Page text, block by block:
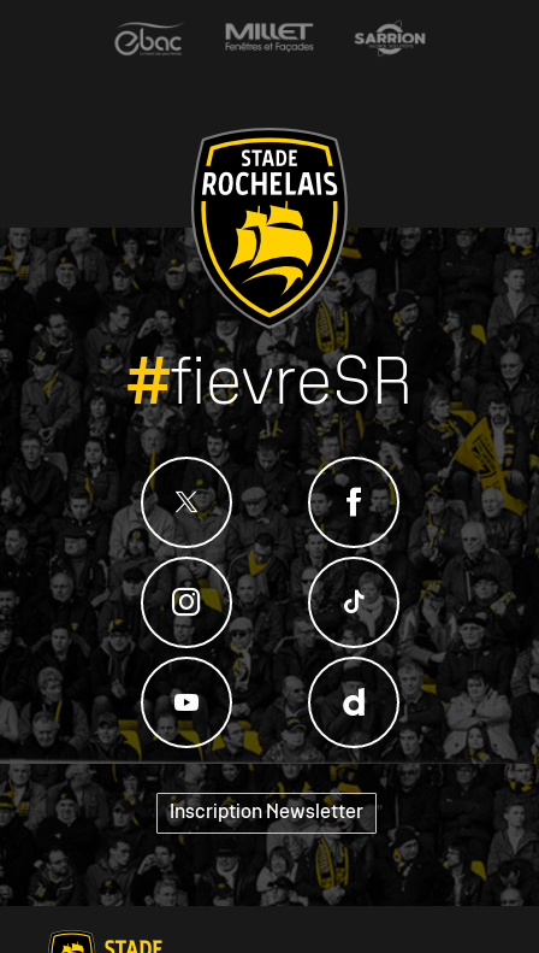
#fievreSR
Inscription Newsletter "